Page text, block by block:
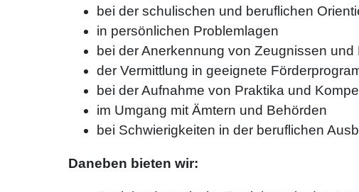
bei der schulischen und beruflichen
in persönlichen Problemlagen
bei der Anerkennung von Zeugnissen
der Vermittlung in geeignete
bei der Aufnahme von Praktika und
im Umgang mit Ämtern und Behörden
bei Schwierigkeiten in der beruflichen
Daneben bieten wir: